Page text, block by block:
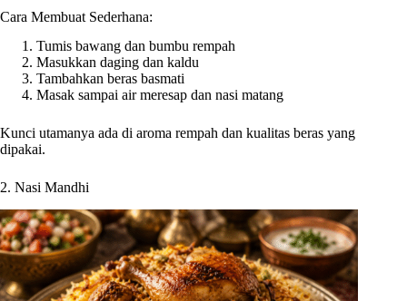
Cara Membuat Sederhana:
Tumis bawang dan bumbu rempah
Masukkan daging dan kaldu
Tambahkan beras basmati
Masak sampai air meresap dan nasi matang
Kunci utamanya ada di aroma rempah dan kualitas beras yang
dipakai.
2. Nasi Mandhi